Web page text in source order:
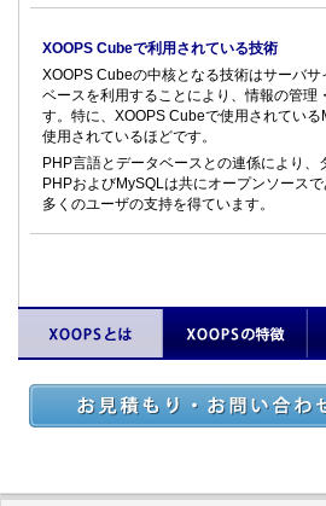
XOOPS Cubeで利用されている技術
XOOPS Cubeの中核となる技術はサーバ
ベースを利用することにより、情報の管
す。特に、XOOPS Cubeで使用されてい
使用されているほどです。
PHP言語とデータベースとの連係により
PHPおよびMySQLは共にオープンソース
多くのユーザの支持を得ています。